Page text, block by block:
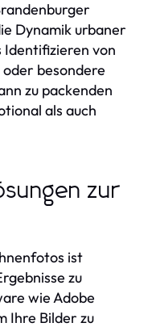
Dynamik urbaner
von
besondere
zu packenden
als auch
zur
ist
zu
wie Adobe
Ihre Bilder zu